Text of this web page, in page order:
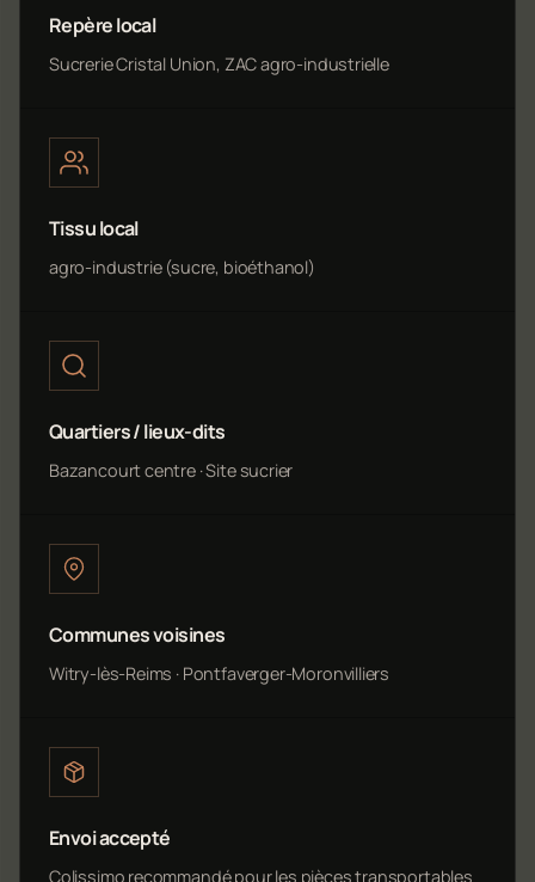
Repère local
Sucrerie Cristal Union, ZAC agro-industrielle
Tissu local
agro-industrie (sucre, bioéthanol)
Quartiers / lieux-dits
Bazancourt centre · Site sucrier
Communes voisines
Witry-lès-Reims · Pontfaverger-Moronvilliers
Envoi accepté
Colissimo recommandé pour les pièces transportables